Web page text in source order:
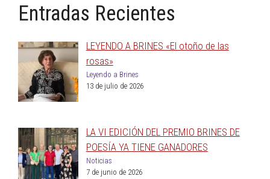
Entradas Recientes
LEYENDO A BRINES «El otoño de las
rosas»
Leyendo a Brines
13 de julio de 2026
LA VI EDICIÓN DEL PREMIO BRINES DE
POESÍA YA TIENE GANADORES
Noticias
7 de junio de 2026